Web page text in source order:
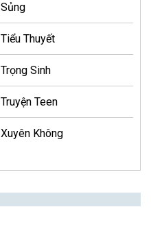
Sủng
Tiểu Thuyết
Trọng Sinh
Truyện Teen
Xuyên Không